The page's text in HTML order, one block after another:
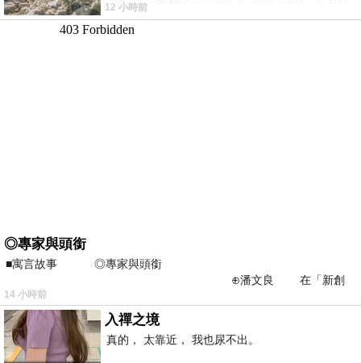
不是我的工作啊。 真
12 小時前
◎專家與頭銜
■寓言故事 ◎專家與頭銜
⊕潘文良 在「新創
之谷」裡——
14 小時前
入禪之境
真的， 太靠近， 我也尿不出。